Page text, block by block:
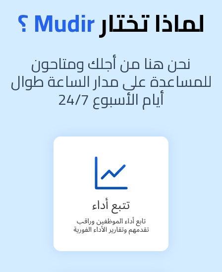
تختارMudir ؟
هنا من أجلك ومتاحون
على مدار الساعة طوال
أيام الأسبوع 24/7